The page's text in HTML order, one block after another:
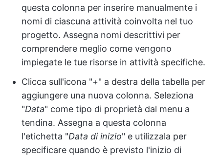
questa colonna per inserire manualmente i
nomi di ciascuna attività coinvolta nel tuo
progetto. Assegna nomi descrittivi per
comprendere meglio come vengono
impiegate le tue risorse in attività specifiche.
Clicca sull'icona "+" a destra della tabella per
aggiungere una nuova colonna. Seleziona
"Data" come tipo di proprietà dal menu a
tendina. Assegna a questa colonna
l'etichetta "Data di inizio" e utilizzala per
specificare quando è previsto l'inizio di